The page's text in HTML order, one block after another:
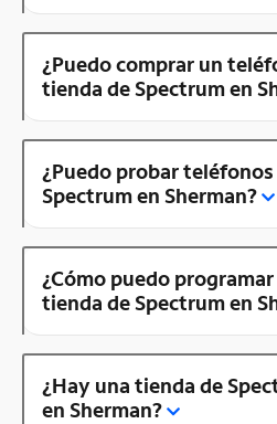
¿Puedo comprar un
tienda de Spectrum en
¿Puedo probar
Spectrum en Sherman?
¿Cómo puedo
tienda de Spectrum en
¿Hay una tienda de
en Sherman?